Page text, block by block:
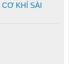
KHÍ SÀI